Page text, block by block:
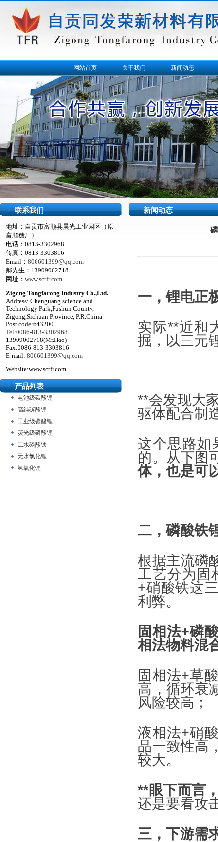
网站首页 关于我们 新闻动态
联系我们
地址：自贡市富顺县晨光工业园区（原
富顺糖厂）
电话：0813-3302968
传真：0813-3303816
Email：806601399@qq.com
郝先生：13909002718
网址：www.sctfr.com
Zigong Tongfarong Industry Co.,Ltd.
Address: Chenguang science and
Technology Park,Fushun County,
Zigong,Sichuan Province, P.R.China
Post code:643200
Tel:0086-813-3302968
13909002718(Mr.Hao)
Fax:0086-813-3303816
E-mail:806601399@qq.com
Website:www.sctfr.com
产品列表
电池级碳酸锂
高纯碳酸锂
工业级碳酸锂
荧光级磷酸锂
二水磷酸铁
无水氯化锂
氢氧化锂
新闻动态
一，锂电正
实际**近和
掘，以三元
**会发现大
驱体配合制
这个思路如
的。从下图
体，也是可
二，磷酸铁
根据主流磷
工艺分为固
+硝酸铁这
利弊。
固相法+磷
相法物料混
固相法+草
高，循环衰
风险较高；
液相法+硝
品一致性高
较大。
**眼下而言
还是要看攻
三，下游需